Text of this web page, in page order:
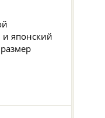
и японский